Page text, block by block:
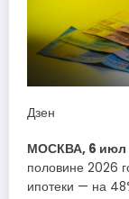
Дзен
МОСКВА, 6
половине 2026
ипотеки — на